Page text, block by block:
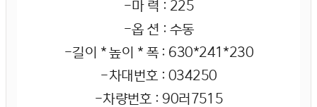
-마 력 : 225
-옵 션 : 수동
-길이 * 높이 * 폭 : 630*241*230
-차대번호 : 034250
-차량번호 : 90러7515